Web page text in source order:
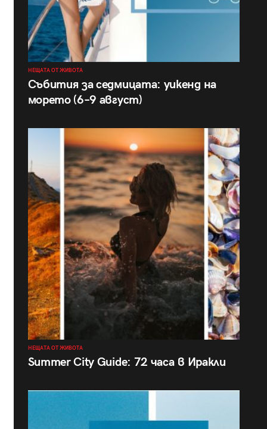
НЕЩАТА ОТ ЖИВОТА
Събития за седмицата: уикенд на
морето (6–9 август)
НЕЩАТА ОТ ЖИВОТА
Summer City Guide: 72 часа в Иракли